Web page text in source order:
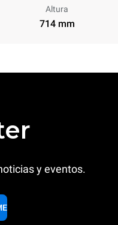
Altura
714 mm
y eventos.